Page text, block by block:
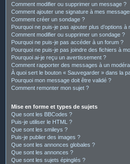
Comment modifier ou supprimer un message ?
Comment ajouter une signature à mes
Comment créer un sondage ?
Pourquoi ne puis-je pas ajouter plus d’options à
Comment modifier ou supprimer un sondage ?
Pourquoi ne puis-je pas accéder à un forum ?
Pourquoi ne puis-je pas joindre des fichiers à
Pourquoi ai-je reçu un avertissement ?
Comment rapporter des messages à un
À quoi sert le bouton « Sauvegarder » dans la
Pourquoi mon message doit être validé ?
Comment remonter mon sujet ?
Mise en forme et types de sujets
Que sont les BBCodes ?
Puis-je utiliser le HTML ?
Que sont les smileys ?
Puis-je publier des images ?
Que sont les annonces globales ?
Que sont les annonces ?
Que sont les sujets épinglés ?